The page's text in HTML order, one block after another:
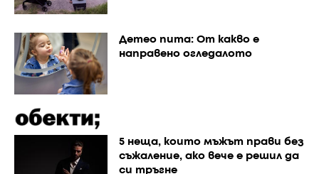
Детео пита: От какво е
направено огледалото
5 неща, които мъжът прави без
съжаление, ако вече е решил да
си тръгне